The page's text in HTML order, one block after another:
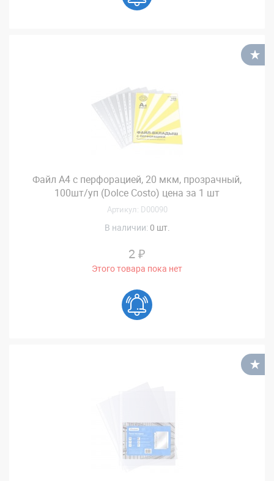
Файл А4 с перфорацией, 20 мкм, прозрачный,
100шт/уп (Dolce Costo) цена за 1 шт
Артикул: D00090
В наличии: 0 шт.
2 ₽
Этого товара пока нет